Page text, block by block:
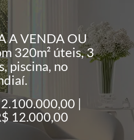
A VENDA OU
320m² úteis, 3
piscina, no
|
12.000,00